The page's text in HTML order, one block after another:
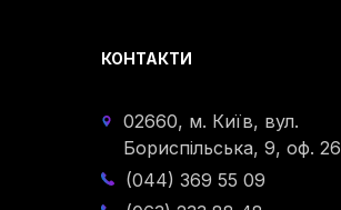
КОНТАКТИ
02660, м. Київ, вул.
Бориспільська, 9, оф. 26
(044) 369 55 09